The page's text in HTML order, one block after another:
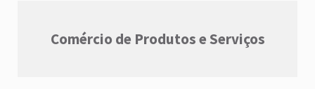
Comércio de Produtos e Serviços